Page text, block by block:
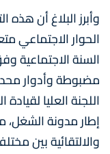
وأبرز البلاغ أن
الحوار الاجتماعي
السنة الاجتماعية
مضبوطة وأدوار
اللجنة العليا
إطار مدونة
والالتقائية بين